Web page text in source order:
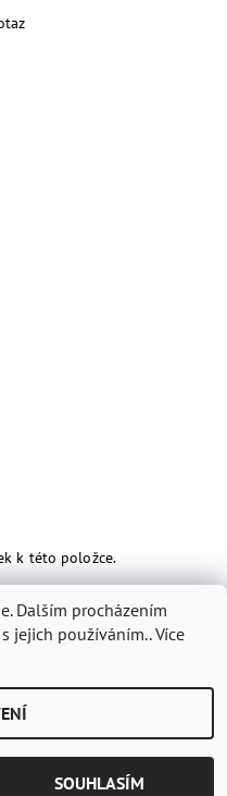
k této položce.
práva vyhrazena
Dalším procházením
jejich používáním.. Více
SOUHLASÍM